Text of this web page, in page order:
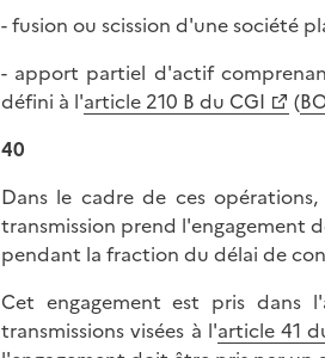
- fusion ou scission d'une société
- apport partiel d'actif
défini à l'article 210 B du CGI (
40
Dans le cadre de ces
transmission prend l'engagement
pendant la fraction du délai de
Cet engagement est pris dans
transmissions visées à l'article 41